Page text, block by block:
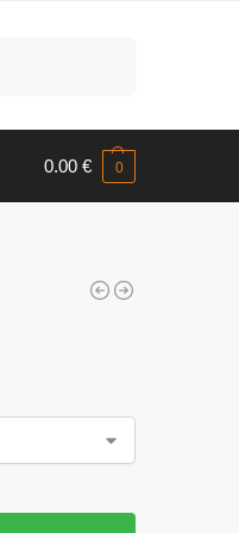
0.00 € 0